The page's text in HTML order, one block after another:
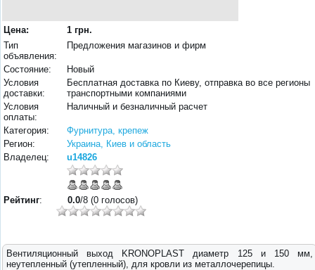
Цена:
1 грн.
Тип
объявления:
Предложения магазинов и фирм
Состояние:
Новый
Условия
доставки:
Бесплатная доставка по Киеву, отправка во все регионы
транспортными компаниями
Условия
оплаты:
Наличный и безналичный расчет
Категория:
Фурнитура, крепеж
Регион:
Украина, Киев и область
Владелец:
u14826
Рейтинг: 0.0/8 (0 голосов)
Вентиляционный выход KRONOPLAST диаметр 125 и 150 мм,
неутепленный (утепленный), для кровли из металлочерепицы.